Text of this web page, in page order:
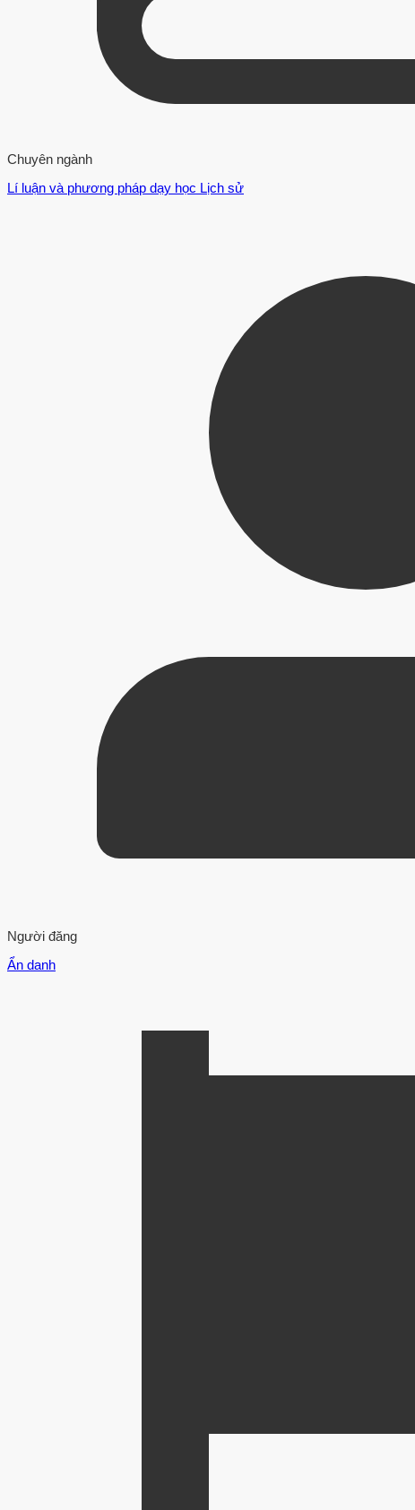
Chuyên ngành
Lí luận và phương pháp dạy học Lịch sử
Người đăng
Ẩn danh